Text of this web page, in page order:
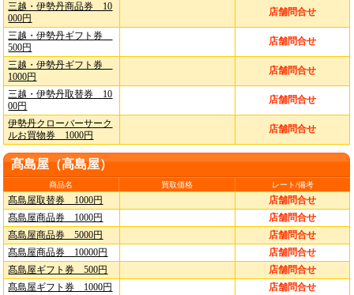
三越・伊勢丹商品券 10
000円
店舗問合せ
三越・伊勢丹ギフト券
500円
店舗問合せ
三越・伊勢丹ギフト券
1000円
店舗問合せ
三越・伊勢丹取替券 10
00円
店舗問合せ
伊勢丹クローバーサーク
ルお買物券 1000円
店舗問合せ
髙島屋（高島屋）
商品名 買取価格 レート/備考
髙島屋取替券 1000円
店舗問合せ
髙島屋商品券 1000円
店舗問合せ
髙島屋商品券 5000円
店舗問合せ
髙島屋商品券 10000円
店舗問合せ
髙島屋ギフト券 500円
店舗問合せ
髙島屋ギフト券 1000円
店舗問合せ